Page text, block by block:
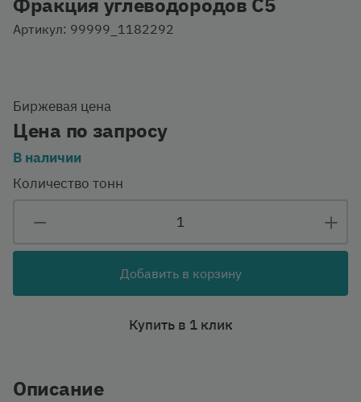
Артикул: 99999_1182292
Биржевая цена
Цена по запросу
В наличии
Количество тонн
Добавить в корзину
Купить в 1 клик
Описание